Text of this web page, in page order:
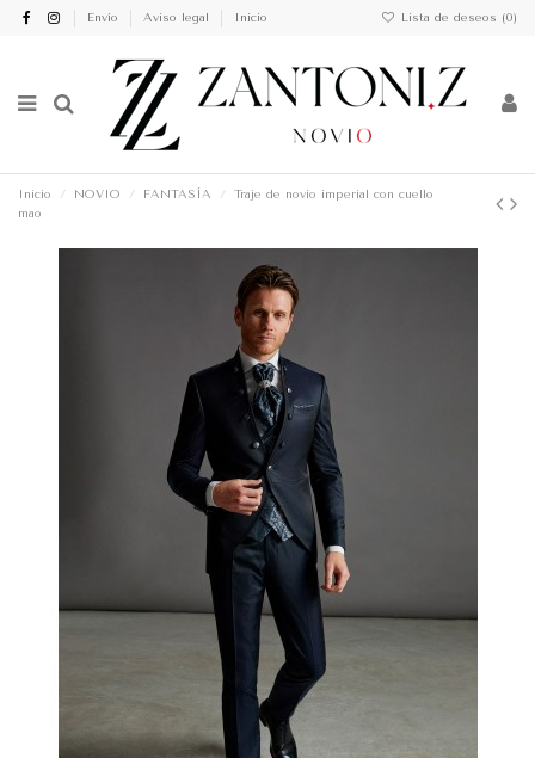
Envío Aviso legal Inicio Lista de deseos (0)
Inicio NOVIO FANTASÍA
Traje de novio imperial con cuello
mao